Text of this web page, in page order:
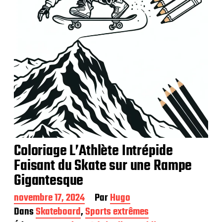
Coloriage L’Athlète Intrépide
Faisant du Skate sur une Rampe
Gigantesque
D
a
t
novembre 17, 2024 ParHugo
DansSkateboard,Sports extrêmes